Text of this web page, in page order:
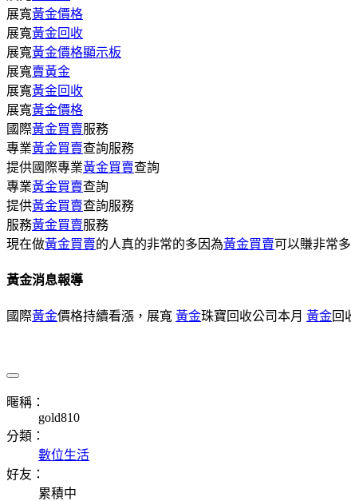
展寬黃金價格
展寬黃金回收
展寬黃金價格顯示板
展寬賣黃金
展寬黃金回收
展寬黃金價格
國際黃金買賣服務
專業黃金買賣查詢服務
提供國際專業黃金買賣查詢
專業黃金買賣查詢
提供黃金買賣查詢服務
服務黃金買賣服務
現在做黃金買賣的人真的非常的多因為黃金買賣可以賺非常
黃金消息報導
國際黃金價格持續看漲，展寬 黃金珠寶回收公司本月 黃金回
暱稱：
gold810
分類：
數位生活
好友：
累積中